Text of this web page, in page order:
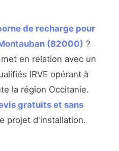
de recharge pour
(82000) ?
en relation avec un
IRVE opérant à
la région Occitanie.
gratuits et sans
projet d'installation.